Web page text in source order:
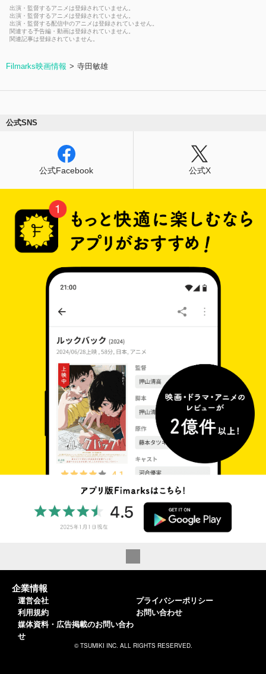
出演・監督するアニメは登録されていません。
出演・監督するアニメは登録されていません。
出演・監督する配信中のアニメは登録されていません。
関連する予告編・動画は登録されていません。
関連記事は登録されていません。
Filmarks映画情報 寺田敏雄
公式SNS
公式Facebook 公式X
企業情報
運営会社
利用規約
媒体資料・広告掲載のお問い合わ
せ
プライバシーポリシー
お問い合わせ
© TSUMIKI INC. ALL RIGHTS RESERVED.